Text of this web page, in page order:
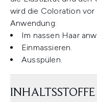
wird die Coloration vor
Anwendung:
Im nassen Haar
Einmassieren.
Ausspülen.
INHALTSSTOFFE